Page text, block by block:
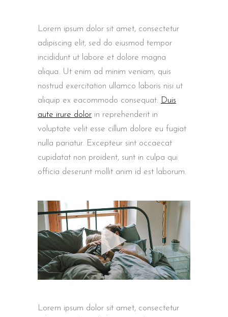
Lorem ipsum dolor sit amet, consectetur
adipiscing elit, sed do eiusmod tempor
incididunt ut labore et dolore magna
aliqua. Ut enim ad minim veniam, quis
nostrud exercitation ullamco laboris nisi ut
aliquip ex eacommodo consequat. Duis
aute irure dolor in reprehenderit in
voluptate velit esse cillum dolore eu fugiat
nulla pariatur. Excepteur sint occaecat
cupidatat non proident, sunt in culpa qui
officia deserunt mollit anim id est laborum.
Lorem ipsum dolor sit amet, consectetur